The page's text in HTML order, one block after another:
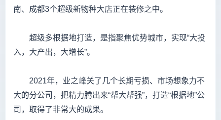
南、成都3个超级新物种大店正在装修之中。
超级多根据地打造，是指聚焦优势城市，实现“大投
入，大产出，大增长”。
2021年，业之峰关了几个长期亏损、市场想象力不
大的分公司，把精力腾出来“帮大帮强”，打造“根据地”公
司，取得了非常大的成果。